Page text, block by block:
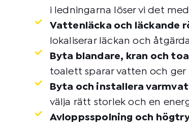
i ledningarna löser vi det
Vattenläcka och läckande
lokaliserar läckan och
Byta blandare, kran och
toalett sparar vatten och
Byta och installera
välja rätt storlek och en
Avloppsspolning och